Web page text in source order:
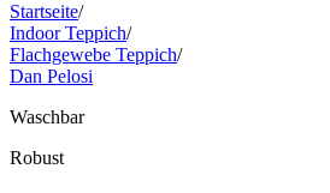
Startseite/
Indoor Teppich/
Flachgewebe Teppich/
Dan Pelosi
Waschbar
Robust